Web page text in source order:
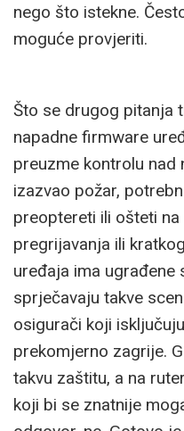
nego što istekne.
moguće provjeriti.
Što se drugog pitanja
napadne firmware
preuzme kontrolu nad
izazvao požar,
preoptereti ili ošteti
pregrijavanja ili
uređaja ima ugrađene
sprječavaju takve
osigurači koji
prekomjerno zagrije.
takvu zaštitu, a na
koji bi se znatnije